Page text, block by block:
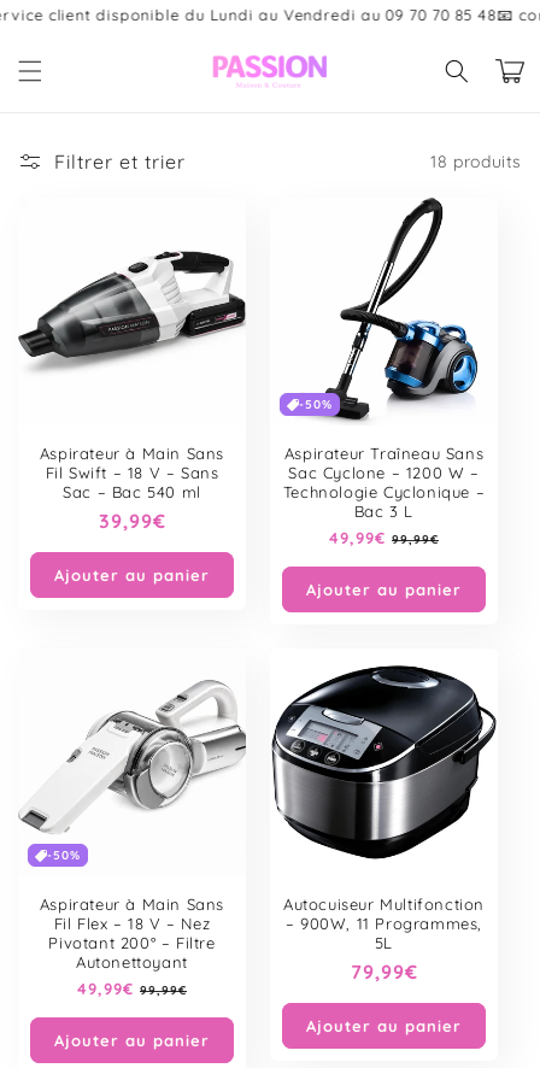
passer
contenu
client disponible du Lundi au Vendredi au 09 70 70 85 48📧
Panier
Filtrer et trier 18 produits
Aspirateur à Main Sans
Fil Swift – 18 V – Sans
Sac – Bac 540 ml
Prix
habituel
39,99€
Ajouter au panier
-50%
Aspirateur Traîneau Sans
Sac Cyclone – 1200 W –
Technologie Cyclonique –
Bac 3 L
Prix
49,99€ Prix
99,99€
Ajouter au panier
-50%
Aspirateur à Main Sans
Fil Flex – 18 V – Nez
Pivotant 200° – Filtre
Autonettoyant
Prix
49,99€ Prix
99,99€
Ajouter au panier
Autocuiseur Multifonction
– 900W, 11 Programmes,
5L
Prix
habituel
79,99€
Ajouter au panier